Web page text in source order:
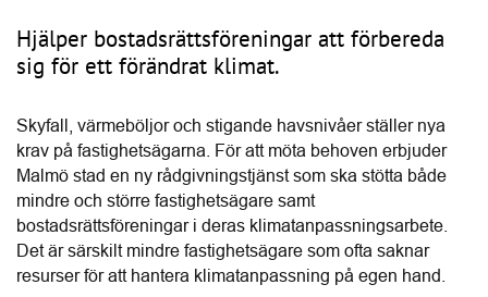
Hjälper bostadsrättsföreningar att förbereda
sig för ett förändrat klimat.
Skyfall, värmeböljor och stigande havsnivåer ställer nya
krav på fastighetsägarna. För att möta behoven erbjuder
Malmö stad en ny rådgivningstjänst som ska stötta både
mindre och större fastighetsägare samt
bostadsrättsföreningar i deras klimatanpassningsarbete.
Det är särskilt mindre fastighetsägare som ofta saknar
resurser för att hantera klimatanpassning på egen hand.